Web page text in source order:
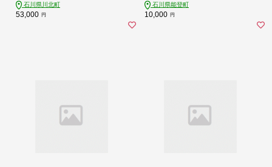
石川県川北町
53,000 円
石川県能登町
10,000 円